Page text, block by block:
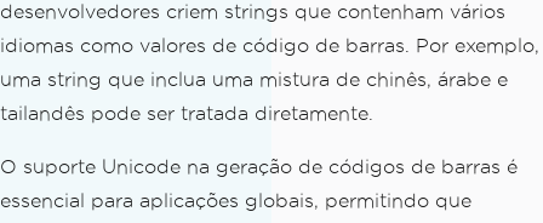
desenvolvedores criem strings que contenham vários
idiomas como valores de código de barras. Por exemplo,
uma string que inclua uma mistura de chinês, árabe e
tailandês pode ser tratada diretamente.
O suporte Unicode na geração de códigos de barras é
essencial para aplicações globais, permitindo que